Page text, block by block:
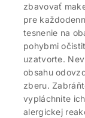
zbavovať
pre
tesnenie na
pohybmi
uzatvorte.
obsahu
zberu.
vypláchnite
alergickej